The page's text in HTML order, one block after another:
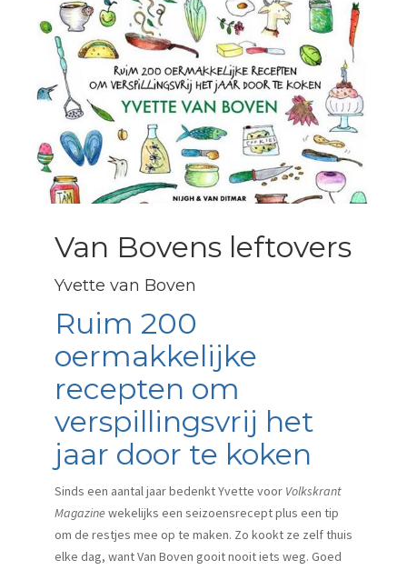
Van Bovens leftovers
Yvette van Boven
Ruim 200
oermakkelijke
recepten om
verspillingsvrij het
jaar door te koken
Sinds een aantal jaar bedenkt Yvette voor Volkskrant
Magazinewekelijks een seizoensrecept plus een tip
om de restjes mee op te maken. Zo kookt ze zelf thuis
elke dag, want Van Boven gooit nooit iets weg. Goed